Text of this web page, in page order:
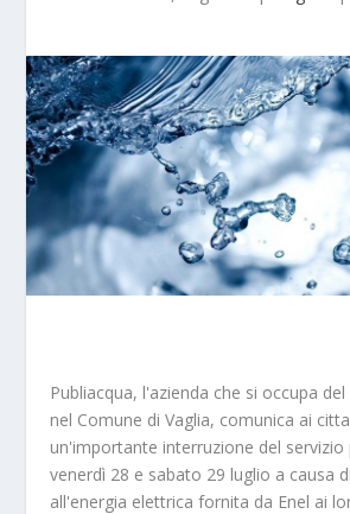
Publiacqua, l'azienda che si occupa
nel Comune di Vaglia, comunica ai
un'importante interruzione del servizio
venerdì 28 e sabato 29 luglio a causa
all'energia elettrica fornita da Enel ai